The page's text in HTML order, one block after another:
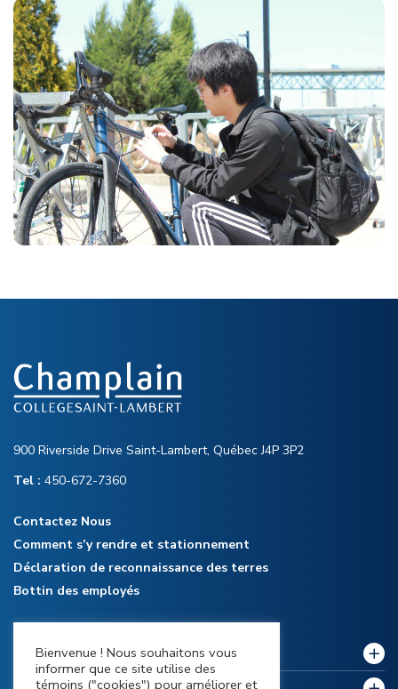
900 Riverside Drive Saint-Lambert, Québec J4P 3P2
Tel : 450-672-7360
Contactez Nous
Comment s’y rendre et stationnement
Déclaration de reconnaissance des terres
Bottin des employés
Notre collège
Bienvenue ! Nous souhaitons vous
informer que ce site utilise des
témoins ("cookies") pour améliorer et